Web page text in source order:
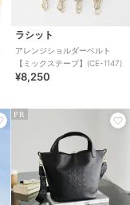
ラシット
アレンジショルダーベルト
【ミックステープ】(CE-1147)
¥8,250
PR